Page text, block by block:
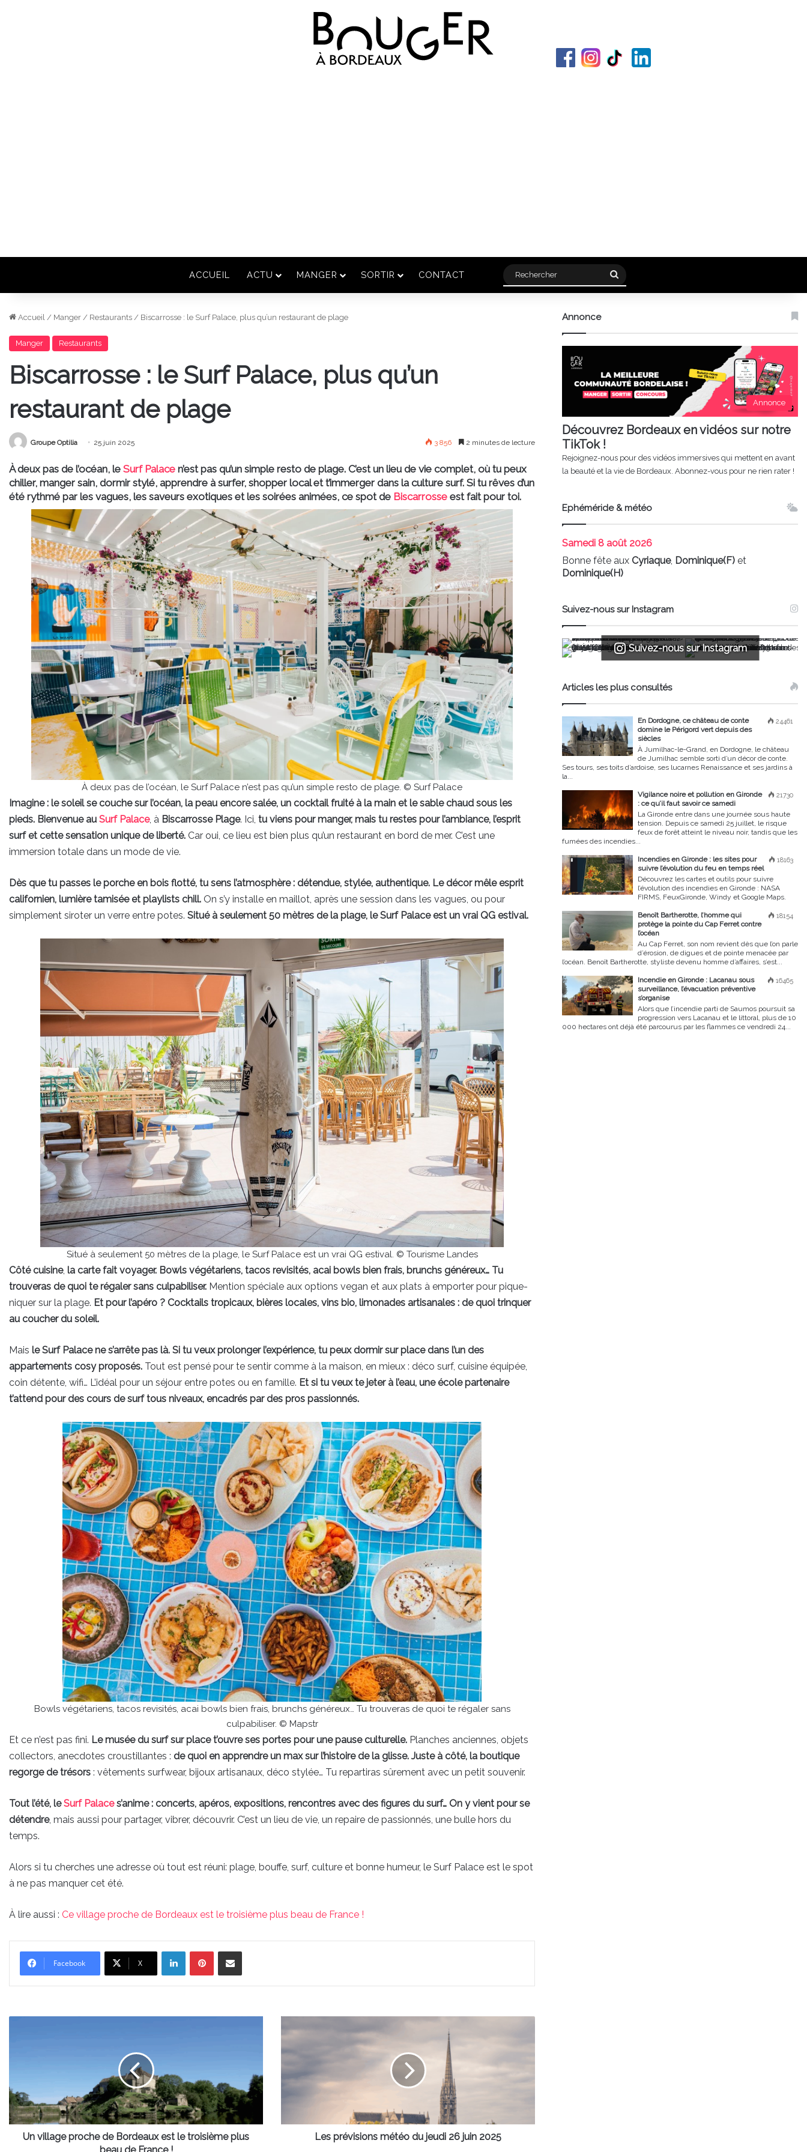
ACCUEIL ACTU MANGER SORTIR CONTACT Rechercher
Accueil / Manger / Restaurants / Biscarrosse : le Surf Palace, plus qu’un restaurant de plage
Manger Restaurants
Biscarrosse : le Surf Palace, plus qu’un
restaurant de plage
Groupe Optilia 25 juin 2025 3 856 2 minutes de lecture
À deux pas de l’océan, le Surf Palace n’est pas qu’un simple resto de plage. C’est un lieu de vie complet, où tu peux
chiller, manger sain, dormir stylé, apprendre à surfer, shopper local et t’immerger dans la culture surf. Si tu rêves d’un
été rythmé par les vagues, les saveurs exotiques et les soirées animées, ce spot de Biscarrosse est fait pour toi.
À deux pas de l’océan, le Surf Palace n’est pas qu’un simple resto de plage. © Surf Palace
Imagine : le soleil se couche sur l’océan, la peau encore salée, un cocktail fruité à la main et le sable chaud sous les
pieds. Bienvenue au Surf Palace, à Biscarrosse Plage. Ici, tu viens pour manger, mais tu restes pour l’ambiance, l’esprit
surf et cette sensation unique de liberté. Car oui, ce lieu est bien plus qu’un restaurant en bord de mer. C’est une
immersion totale dans un mode de vie.
Dès que tu passes le porche en bois flotté, tu sens l’atmosphère : détendue, stylée, authentique. Le décor mêle esprit
californien, lumière tamisée et playlists chill. On s’y installe en maillot, après une session dans les vagues, ou pour
simplement siroter un verre entre potes. Situé à seulement 50 mètres de la plage, le Surf Palace est un vrai QG estival.
Situé à seulement 50 mètres de la plage, le Surf Palace est un vrai QG estival. © Tourisme Landes
Côté cuisine, la carte fait voyager. Bowls végétariens, tacos revisités, acai bowls bien frais, brunchs généreux… Tu
trouveras de quoi te régaler sans culpabiliser. Mention spéciale aux options vegan et aux plats à emporter pour pique-
niquer sur la plage. Et pour l’apéro ? Cocktails tropicaux, bières locales, vins bio, limonades artisanales : de quoi trinquer
au coucher du soleil.
Mais le Surf Palace ne s’arrête pas là. Si tu veux prolonger l’expérience, tu peux dormir sur place dans l’un des
appartements cosy proposés. Tout est pensé pour te sentir comme à la maison, en mieux : déco surf, cuisine équipée,
coin détente, wifi… L’idéal pour un séjour entre potes ou en famille. Et si tu veux te jeter à l’eau, une école partenaire
t’attend pour des cours de surf tous niveaux, encadrés par des pros passionnés.
Bowls végétariens, tacos revisités, acai bowls bien frais, brunchs généreux… Tu trouveras de quoi te régaler sans
culpabiliser. © Mapstr
Et ce n’est pas fini. Le musée du surf sur place t’ouvre ses portes pour une pause culturelle. Planches anciennes, objets
collectors, anecdotes croustillantes : de quoi en apprendre un max sur l’histoire de la glisse. Juste à côté, la boutique
regorge de trésors : vêtements surfwear, bijoux artisanaux, déco stylée… Tu repartiras sûrement avec un petit souvenir.
Tout l’été, leSurf Palaces’anime : concerts, apéros, expositions, rencontres avec des figures du surf… On y vient pour se
détendre, mais aussi pour partager, vibrer, découvrir. C’est un lieu de vie, un repaire de passionnés, une bulle hors du
temps.
Alors si tu cherches une adresse où tout est réuni: plage, bouffe, surf, culture et bonne humeur, le Surf Palace est le spot
à ne pas manquer cet été.
À lire aussi : Ce village proche de Bordeaux est le troisième plus beau de France !
Facebook X
LinkedinPinterestPartager par email
est
le
troisième
plus
beauUn village proche de Bordeaux est le troisième plus
prévisions
météo
jeudi
Les prévisions météo du jeudi 26 juin 2025
Annonce
Annonce
Découvrez Bordeaux en vidéos sur notre
TikTok !
Rejoignez-nous pour des vidéos immersives qui mettent en avant
la beauté et la vie de Bordeaux. Abonnez-vous pour ne rien rater !
Ephéméride & météo
Samedi 8 août 2026
Bonne fête auxCyriaque, Dominique(F) et
Dominique(H)
Suivez-nous sur Instagram
Suivez-nous sur Instagram
Articles les plus consultés
24461
En Dordogne, ce château de conte
domine le Périgord vert depuis des
siècles
À Jumilhac-le-Grand, en Dordogne, le château
de Jumilhac semble sorti d’un décor de conte.
Ses tours, ses toits d’ardoise, ses lucarnes Renaissance et ses jardins à
la...
21730
Vigilance noire et pollution en Gironde
: ce qu’il faut savoir ce samedi
La Gironde entre dans une journée sous haute
tension. Depuis ce samedi 25 juillet, le risque
feux de forêt atteint le niveau noir, tandis que les
fumées des incendies...
18163
Incendies en Gironde : les sites pour
suivre l’évolution du feu en temps réel
Découvrez les cartes et outils pour suivre
l’évolution des incendies en Gironde : NASA
FIRMS, FeuxGironde, Windy et Google Maps.
18154
Benoît Bartherotte, l’homme qui
protège la pointe du Cap Ferret contre
l’océan
Au Cap Ferret, son nom revient dès que l’on parle
d’érosion, de digues et de pointe menacée par
l’océan. Benoît Bartherotte, styliste devenu homme d’affaires, s’est...
16465
Incendie en Gironde : Lacanau sous
surveillance, l’évacuation préventive
s’organise
Alors que l’incendie parti de Saumos poursuit sa
progression vers Lacanau et le littoral, plus de 10
000 hectares ont déjà été parcourus par les flammes ce vendredi 24...